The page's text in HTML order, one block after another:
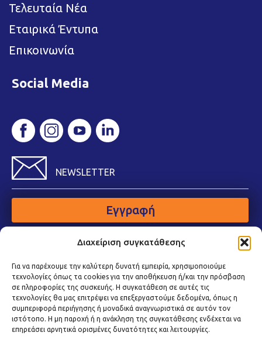
Διαχείριση συγκατάθεσης
Για να παρέχουμε την καλύτερη δυνατή εμπειρία, χρησιμοποιούμε
τεχνολογίες όπως τα cookies για την αποθήκευση ή/και την πρόσβαση
σε πληροφορίες της συσκευής. Η συγκατάθεση σε αυτές τις
τεχνολογίες θα μας επιτρέψει να επεξεργαστούμε δεδομένα, όπως η
συμπεριφορά περιήγησης ή μοναδικά αναγνωριστικά σε αυτόν τον
ιστότοπο. Η μη παροχή ή η ανάκληση της συγκατάθεσης ενδέχεται να
επηρεάσει αρνητικά ορισμένες δυνατότητες και λειτουργίες.
Τελευταία Νέα
Εταιρικά Έντυπα
Επικοινωνία
Social Media
NEWSLETTER
Εγγραφή